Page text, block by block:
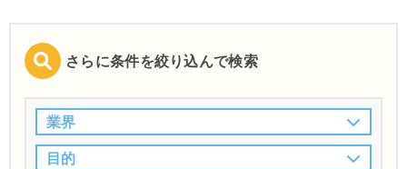
さらに条件を絞り込んで検索
業界
目的